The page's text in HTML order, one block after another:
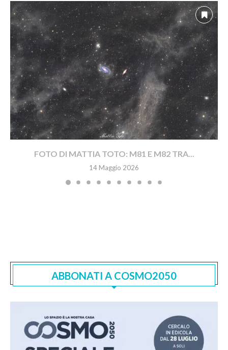
FOTO DI MATTIA TOTO: M81 E M82 TRA...
14 Maggio 2026
ABBONATI A COSMO2050